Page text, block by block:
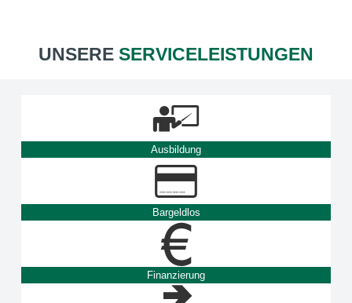
UNSERE SERVICELEISTUNGEN
Ausbildung
Bargeldlos
Finanzierung